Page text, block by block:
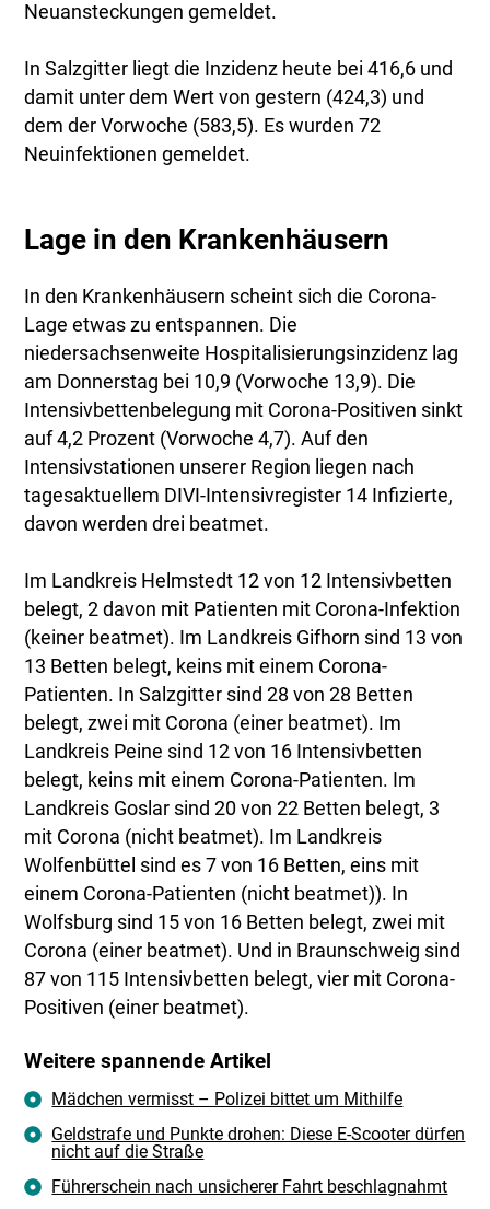
Neuansteckungen gemeldet.
In Salzgitter liegt die Inzidenz heute bei 416,6 und
damit unter dem Wert von gestern (424,3) und
dem der Vorwoche (583,5). Es wurden 72
Neuinfektionen gemeldet.
Lage in den Krankenhäusern
In den Krankenhäusern scheint sich die Corona-
Lage etwas zu entspannen. Die
niedersachsenweite Hospitalisierungsinzidenz lag
am Donnerstag bei 10,9 (Vorwoche 13,9). Die
Intensivbettenbelegung mit Corona-Positiven sinkt
auf 4,2 Prozent (Vorwoche 4,7). Auf den
Intensivstationen unserer Region liegen nach
tagesaktuellem DIVI-Intensivregister 14 Infizierte,
davon werden drei beatmet.
Im Landkreis Helmstedt 12 von 12 Intensivbetten
belegt, 2 davon mit Patienten mit Corona-Infektion
(keiner beatmet). Im Landkreis Gifhorn sind 13 von
13 Betten belegt, keins mit einem Corona-
Patienten. In Salzgitter sind 28 von 28 Betten
belegt, zwei mit Corona (einer beatmet). Im
Landkreis Peine sind 12 von 16 Intensivbetten
belegt, keins mit einem Corona-Patienten. Im
Landkreis Goslar sind 20 von 22 Betten belegt, 3
mit Corona (nicht beatmet). Im Landkreis
Wolfenbüttel sind es 7 von 16 Betten, eins mit
einem Corona-Patienten (nicht beatmet)). In
Wolfsburg sind 15 von 16 Betten belegt, zwei mit
Corona (einer beatmet). Und in Braunschweig sind
87 von 115 Intensivbetten belegt, vier mit Corona-
Positiven (einer beatmet).
Weitere spannende Artikel
Mädchen vermisst – Polizei bittet um Mithilfe
Geldstrafe und Punkte drohen: Diese E-Scooter dürfen
nicht auf die Straße
Führerschein nach unsicherer Fahrt beschlagnahmt